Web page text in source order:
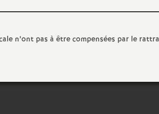
n’ont pas à être compensées par le